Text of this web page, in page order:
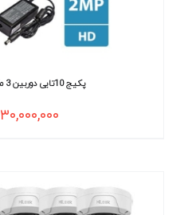
پکیج 10تایی دوربین 3 مگاپیکسلی هایلوک
۳۰,۰۰۰,۰۰۰